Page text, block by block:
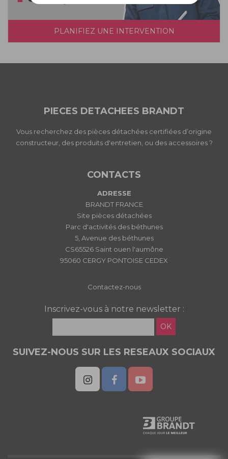
PLANIFIEZ UNE INTERVENTION
PIECES DETACHEES BRANDT
Vous recherchez des pièces détachées certifiées d’origine
constructeur, des produits d'entretien, ou des accessoires ?
CONTACTS
ADRESSE
BRANDT FRANCE
Site pièces détachées
Parc d'activités des béthunes
5, Avenue des béthunes
CS65526 Saint ouen l'aumône
95060 CERGY PONTOISE CEDEX
Contactez-nous
Inscrivez-vous à notre newsletter :
OK
SUIVEZ-NOUS SUR LES RESEAUX SOCIAUX